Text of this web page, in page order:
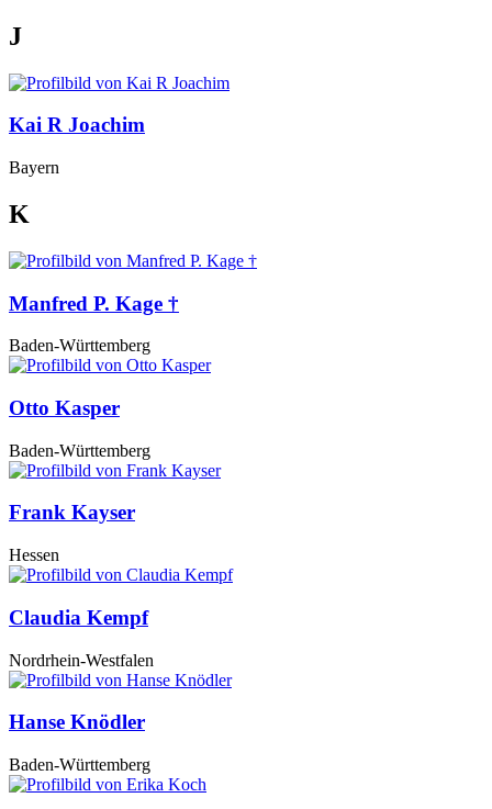
J
Kai R Joachim
Bayern
K
Manfred P. Kage †
Baden-Württemberg
Otto Kasper
Baden-Württemberg
Frank Kayser
Hessen
Claudia Kempf
Nordrhein-Westfalen
Hanse Knödler
Baden-Württemberg